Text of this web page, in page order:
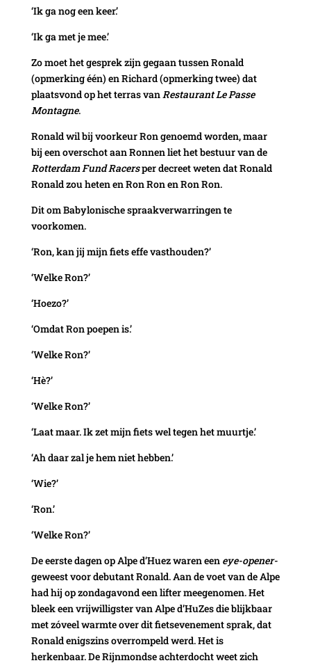
‘Ik ga nog een keer.’
‘Ik ga met je mee.’
Zo moet het gesprek zijn gegaan tussen Ronald
(opmerking één) en Richard (opmerking twee) dat
plaatsvond op het terras vanRestaurant Le Passe
Montagne.
Ronald wil bij voorkeur Ron genoemd worden, maar
bij een overschot aan Ronnen liet het bestuur van de
Rotterdam Fund Racersper decreet weten dat Ronald
Ronald zou heten en Ron Ron en Ron Ron.
Dit om Babylonische spraakverwarringen te
voorkomen.
‘Ron, kan jij mijn fiets effe vasthouden?’
‘Welke Ron?’
‘Hoezo?’
‘Omdat Ron poepen is.’
‘Welke Ron?’
‘Hè?’
‘Welke Ron?’
‘Laat maar. Ik zet mijn fiets wel tegen het muurtje.’
‘Ah daar zal je hem niet hebben.’
‘Wie?’
‘Ron.’
‘Welke Ron?’
De eerste dagen op Alpe d’Huez waren een eye-opener­
geweest voor debutant Ronald. Aan de voet van de Alpe
had hij op zondagavond een lifter meegenomen. Het
bleek een vrijwilligster van Alpe d’HuZes die blijkbaar
met zóveel warmte over dit fietsevenement sprak, dat
Ronald enigszins overrompeld werd. Het is
herkenbaar. De Rijnmondse achterdocht weet zich